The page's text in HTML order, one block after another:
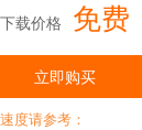
下载价格 免费
立即购买
度请参考：